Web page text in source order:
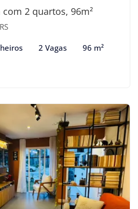
2 quartos, 96m²
2 Vagas 96 m²